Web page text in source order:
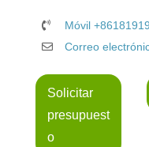
Móvil
Correo
Solicitar
presupuest
o